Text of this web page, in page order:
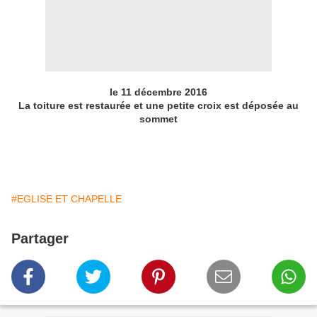
le 11 décembre 2016
La toiture est restaurée et une petite croix est déposée au
sommet
#EGLISE ET CHAPELLE
Partager